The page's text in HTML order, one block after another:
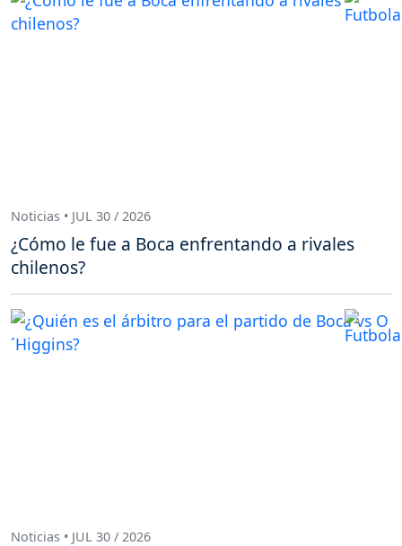
Noticias • JUL 30 / 2026
¿Cómo le fue a Boca enfrentando a rivales
chilenos?
Noticias • JUL 30 / 2026